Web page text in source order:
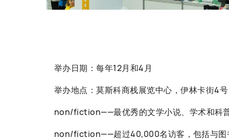
举办日期：每年12月和4月
举办地点：莫斯科商栈展览中心，伊林卡街4号
non/fiction——最优秀的文学小说、学术和科
non/fiction——超过40,000名访客，包括与图